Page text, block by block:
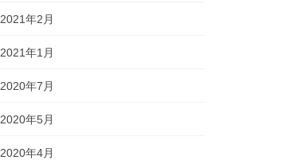
2021年2月
2021年1月
2020年7月
2020年5月
2020年4月